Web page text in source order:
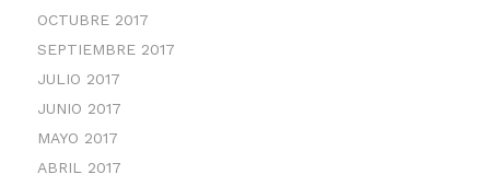
OCTUBRE 2017
SEPTIEMBRE 2017
JULIO 2017
JUNIO 2017
MAYO 2017
ABRIL 2017